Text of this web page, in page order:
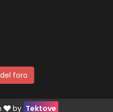
foro
by Tektove